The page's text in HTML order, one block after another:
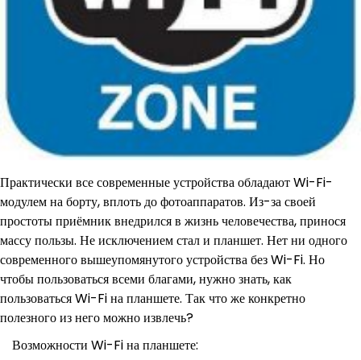
Практически все современные устройства обладают Wi-Fi-
модулем на борту, вплоть до фотоаппаратов. Из-за своей
простоты приёмник внедрился в жизнь человечества, принося
массу пользы. Не исключением стал и планшет. Нет ни одного
современного вышеупомянутого устройства без Wi-Fi. Но
чтобы пользоваться всеми благами, нужно знать, как
пользоваться Wi-Fi на планшете. Так что же конкретно
полезного из него можно извлечь?
Возможности Wi-Fi на планшете: